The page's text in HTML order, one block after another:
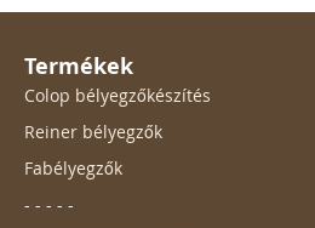
Termékek
Colop bélyegzőkészítés
Reiner bélyegzők
Fabélyegzők
- - - - -